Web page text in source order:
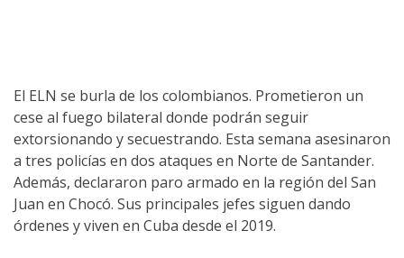
El ELN se burla de los colombianos. Prometieron un
cese al fuego bilateral donde podrán seguir
extorsionando y secuestrando. Esta semana asesinaron
a tres policías en dos ataques en Norte de Santander.
Además, declararon paro armado en la región del San
Juan en Chocó. Sus principales jefes siguen dando
órdenes y viven en Cuba desde el 2019.